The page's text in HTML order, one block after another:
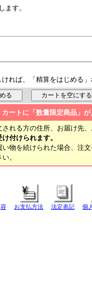
ます。
ければ、「精算をはじめる
ートに「数量限定商品」
れる方の住所、お届け先
付けられます。
物を続けられた場合、注
。
お支払方法 法定表記 個